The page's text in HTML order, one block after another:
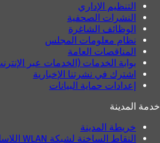
التنظيم الإداري
النشرات الصحفية
الوظائف الشاغرة
نظام معلومات المجلس
المناقصات العامة
بوابة الخدمات (الخدمات عبر
اشترك في نشرتنا الإخبارية
إعدادات حماية البيانات
خدمة المدينة
خريطة المدينة
النقاط الساخنة لشبكة WLAN اللاسلكية